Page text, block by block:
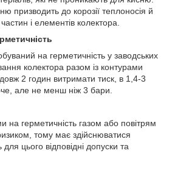
призводить до корозії теплоносія й
і елементів колектора.
на герметичність у заводських
колектора разом із контурами
2 годин витримати тиск, в 1,4-3
але не менш ніж 3 бари.
на герметичність газом або повітрям
тому має здійснюватися
цього відповідні допуски та